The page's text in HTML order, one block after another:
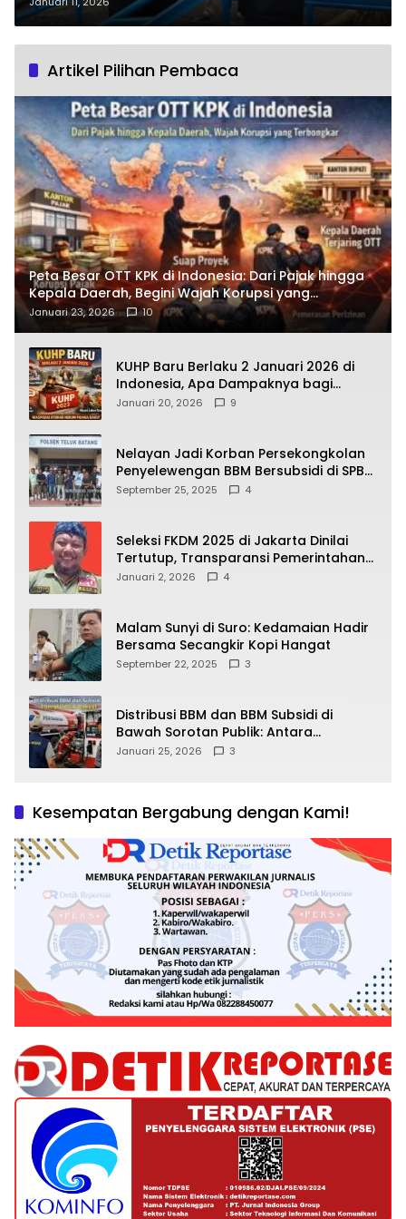
untuk Rakyat!
Artikel Pilihan Pembaca
Peta Besar OTT KPK di Indonesia: Dari Pajak hingga
Kepala Daerah, Begini Wajah Korupsi yang
Terbongkar
Januari 23, 2026 10
KUHP Baru Berlaku 2 Januari 2026 di
Indonesia, Apa Dampaknya bagi
Kehidupan Warga? Ini Aturan Kunci
Januari 20, 2026 9
Nelayan Jadi Korban Persekongkolan
Penyelewengan BBM Bersubsidi di SPBU
64.78809 Teluk Batang
September 25, 2025 4
Seleksi FKDM 2025 di Jakarta Dinilai
Tertutup, Transparansi Pemerintahan
Pramono–Rano Dipertanyakan
Januari 2, 2026 4
Malam Sunyi di Suro: Kedamaian Hadir
Bersama Secangkir Kopi Hangat
September 22, 2025 3
Distribusi BBM dan BBM Subsidi di
Bawah Sorotan Publik: Antara
Kepentingan Negara, Hak Konsumen,
Januari 25, 2026 3
Kesempatan Bergabung dengan Kami!